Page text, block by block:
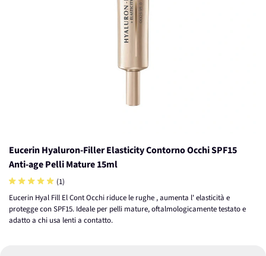
Eucerin Hyaluron-Filler Elasticity Contorno Occhi SPF15
Anti-age Pelli Mature 15ml
(1)
Eucerin Hyal Fill El Cont Occhi riduce le rughe , aumenta l' elasticità e
protegge con SPF15. Ideale per pelli mature, oftalmologicamente testato e
adatto a chi usa lenti a contatto.